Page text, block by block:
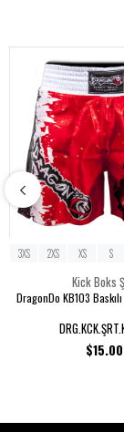
Kick Boks
DragonDo KB103
$15.00
3XS 2XS XS S